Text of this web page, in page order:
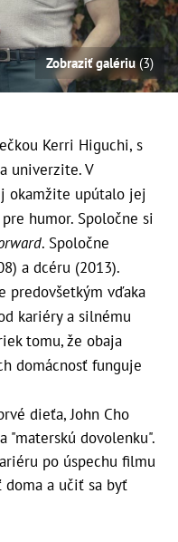
Zobraziť galériu(3)
Kerri Higuchi, s
univerzite. V
okamžite upútalo jej
humor. Spoločne si
. Spoločne
a dcéru (2013).
predovšetkým vďaka
kariéry a silnému
tomu, že obaja
domácnosť funguje
dieťa, John Cho
"materskú dovolenku".
po úspechu filmu
doma a učiť sa byť